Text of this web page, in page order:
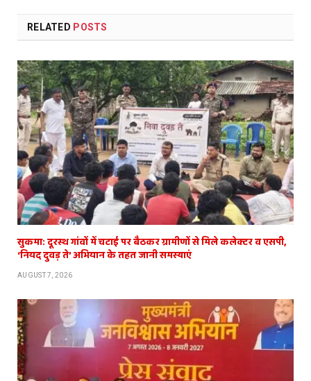
RELATED POSTS
सुकमा: दूरस्थ गांवों में चटाई पर बैठकर ग्रामीणों से मिले कलेक्टर व एसपी,
‘नियद दुवड़ ते’ अभियान के तहत जानी समस्याएं
AUGUST 7, 2026